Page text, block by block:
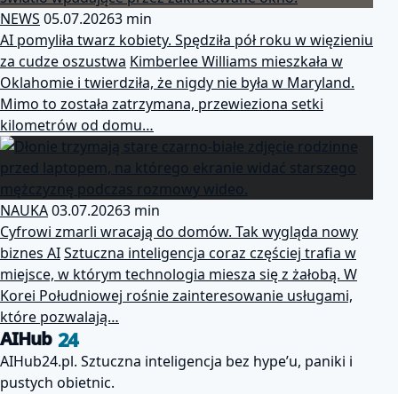
NEWS 05.07.20263 min
AI pomyliła twarz kobiety. Spędziła pół roku w więzieniu
za cudze oszustwa Kimberlee Williams mieszkała w
Oklahomie i twierdziła, że nigdy nie była w Maryland.
Mimo to została zatrzymana, przewieziona setki
kilometrów od domu…
NAUKA03.07.20263 min
Cyfrowi zmarli wracają do domów. Tak wygląda nowy
biznes AISztuczna inteligencja coraz częściej trafia w
miejsce, w którym technologia miesza się z żałobą. W
Korei Południowej rośnie zainteresowanie usługami,
które pozwalają…
AIHub 24
AIHub24.pl. Sztuczna inteligencja bez hype’u, paniki i
pustych obietnic.